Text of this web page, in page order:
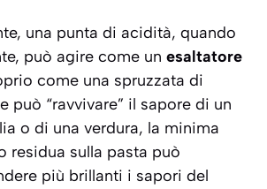
una punta di acidità, quando
può agire come un esaltatore
come una spruzzata di
può “ravvivare” il sapore di un
o di una verdura, la minima
residua sulla pasta può
più brillanti i sapori del